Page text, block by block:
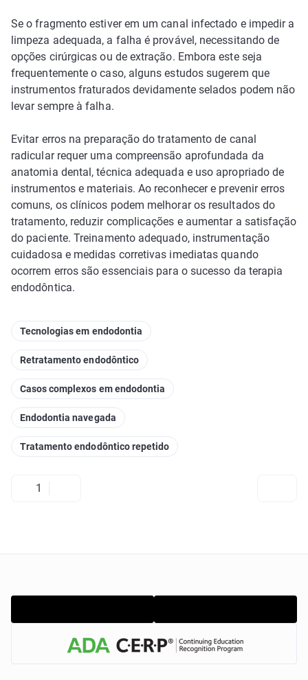
Se o fragmento estiver em um canal infectado e impedir a
limpeza adequada, a falha é provável, necessitando de
opções cirúrgicas ou de extração. Embora este seja
frequentemente o caso, alguns estudos sugerem que
instrumentos fraturados devidamente selados podem não
levar sempre à falha.
Evitar erros na preparação do tratamento de canal
radicular requer uma compreensão aprofundada da
anatomia dental, técnica adequada e uso apropriado de
instrumentos e materiais. Ao reconhecer e prevenir erros
comuns, os clínicos podem melhorar os resultados do
tratamento, reduzir complicações e aumentar a satisfação
do paciente. Treinamento adequado, instrumentação
cuidadosa e medidas corretivas imediatas quando
ocorrem erros são essenciais para o sucesso da terapia
endodôntica.
Tecnologias em endodontia
Retratamento endodôntico
Casos complexos em endodontia
Endodontia navegada
Tratamento endodôntico repetido
1